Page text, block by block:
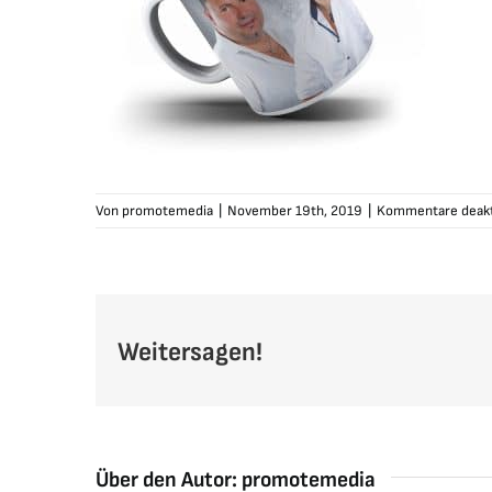
Von promotemedia November 19th, 2019 Kommentare
Weitersagen!
Über den Autor: promotemedia